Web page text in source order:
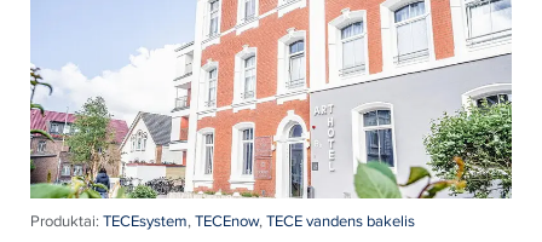
Produktai: TECEsystem,TECEnow,TECE vandens bakelis